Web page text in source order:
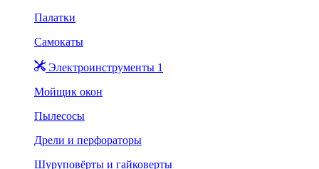
Палатки
Самокаты
Электроинструменты 1
Мойщик окон
Пылесосы
Дрели и перфораторы
Шуруповёрты и гайковерты